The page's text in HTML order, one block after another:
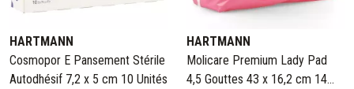
HARTMANN
Cosmopor E Pansement Stérile
Autodhésif 7,2 x 5 cm 10 Unités
HARTMANN
Molicare Premium Lady Pad
4,5 Gouttes 43 x 16,2 cm 14